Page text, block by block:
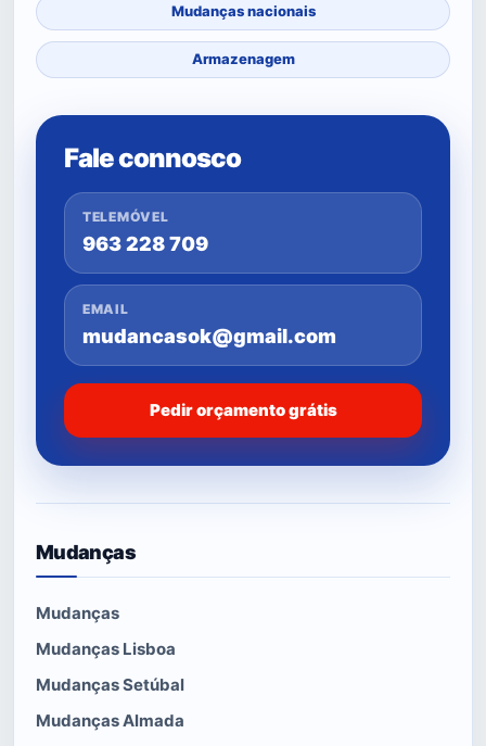
Mudanças nacionais
Armazenagem
Fale connosco
TELEMÓVEL
963 228 709
EMAIL
mudancasok@gmail.com
Pedir orçamento grátis
Mudanças
Mudanças
Mudanças Lisboa
Mudanças Setúbal
Mudanças Almada